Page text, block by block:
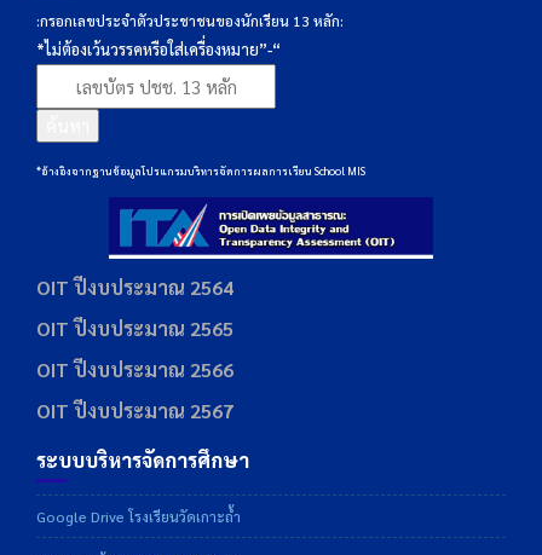
:กรอกเลขประจำตัวประชาชนของนักเรียน 13 หลัก:
*ไม่ต้องเว้นวรรคหรือใส่เครื่องหมาย”-“
*อ้างอิงจากฐานข้อมูลโปรแกรมบริหารจัดการผลการเรียน School MIS
OIT ปีงบประมาณ 2564
OIT ปีงบประมาณ 2565
OIT ปีงบประมาณ 2566
OIT ปีงบประมาณ 2567
ระบบบริหารจัดการศึกษา
Google Drive โรงเรียนวัดเกาะถ้ำ